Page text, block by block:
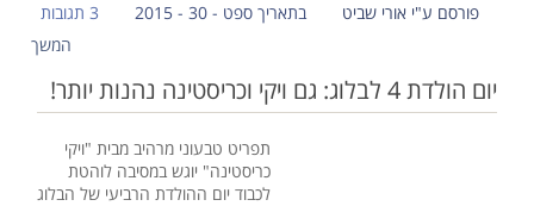
פורסם ע"י אורי שביט בתאריך ספט - 30 - 2015
3 תגובות
המשך
יום הולדת 4 לבלוג: גם ויקי וכריסטינה נהנות יותר!
תפריט טבעוני מרהיב מבית "ויקי
כריסטינה" יוגש במסיבה לוהטת
לכבוד יום ההולדת הרביעי של הבלוג